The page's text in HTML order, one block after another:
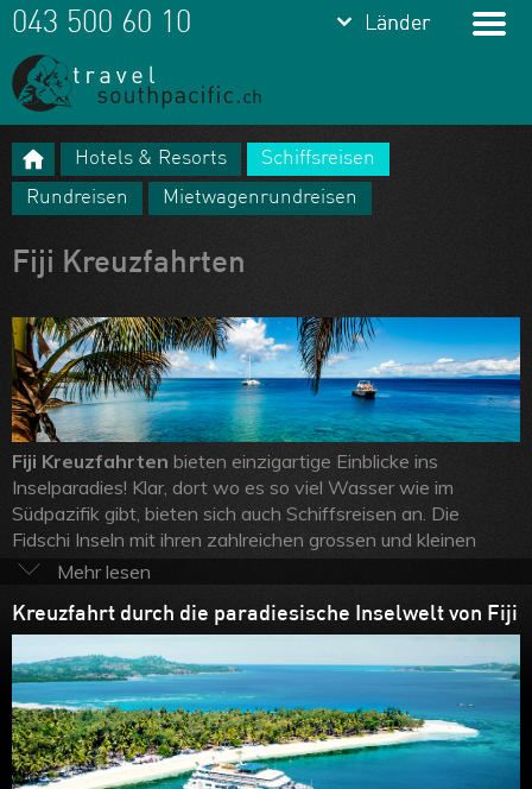
Meine Favoriten
Team
Über uns
Feedbacks
Kontakt
ARVB
keyboard_arrow_down Länder
Cook Islands
Fiji
Vanuatu
Neukaledonien
keyboard_arrow_down Länder
043 500 60 10
Hotels & Resorts
Schiffsreisen
Rundreisen
Mietwagenrundreisen
Fiji Kreuzfahrten
Fiji Kreuzfahrten bieten einzigartige Einblicke ins
Inselparadies! Klar, dort wo es so viel Wasser wie im
Südpazifik gibt, bieten sich auch Schiffsreisen an. Die
Fidschi Inseln mit ihren zahlreichen grossen und kleinen
Inseln und Atollen sind denn auch ein Paradies für Liebhaber
vom Leben auf dem Meer. Von sanft wiegenden Wellen
getragen, bringen Sie grosse und kleine Schiffe und
einsamen Bucht zu lebhaften Dörfern. Weisse
Traumstrände und dichte Regenwälder werden Ihre Reise
begleiten.Schiffsreisen auf Fijilohnen sich, denn Sie sind
ein bleibendes Erlebnis für alle Sinne. Steigen Sie ein und
lassen Sie die Seele baumeln!
Kreuzfahrt durch die paradiesische Inselwelt von Fiji